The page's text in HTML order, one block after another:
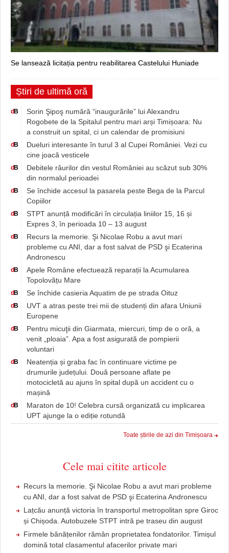
Se lansează licitația pentru reabilitarea Castelului Huniade
Știri de ultimă oră
d B
Sorin Şipoş numără “inaugurările” lui Alexandru
Rogobete de la Spitalul pentru mari arși Timișoara: Nu
a construit un spital, ci un calendar de promisiuni
d B
Dueluri interesante în turul 3 al Cupei României. Vezi cu
cine joacă vesticele
d B
Debitele râurilor din vestul României au scăzut sub 30%
din normalul perioadei
d B
Se închide accesul la pasarela peste Bega de la Parcul
Copiilor
d B
STPT anunță modificări în circulația liniilor 15, 16 și
Expres 3, în perioada 10 – 13 august
d B
Recurs la memorie. Şi Nicolae Robu a avut mari
probleme cu ANI, dar a fost salvat de PSD şi Ecaterina
Andronescu
d B
Apele Române efectuează reparații la Acumularea
Topolovățu Mare
d B Se închide casieria Aquatim de pe strada Oituz
d B
UVT a atras peste trei mii de studenți din afara Uniunii
Europene
d B
Pentru micuţii din Giarmata, miercuri, timp de o oră, a
venit „ploaia”. Apa a fost asigurată de pompierii
voluntari
d B
Neatenția și graba fac în continuare victime pe
drumurile județului. Două persoane aflate pe
motocicletă au ajuns în spital după un accident cu o
mașină
d B
Maraton de 10! Celebra cursă organizată cu implicarea
UPT ajunge la o ediție rotundă
Toate știrile de azi din Timișoara
Cele mai citite articole
Recurs la memorie. Şi Nicolae Robu a avut mari probleme
cu ANI, dar a fost salvat de PSD şi Ecaterina Andronescu
Lațcău anunță victoria în transportul metropolitan spre Giroc
și Chișoda. Autobuzele STPT intră pe traseu din august
Firmele bănățenilor rămân proprietatea fondatorilor. Timișul
domină total clasamentul afacerilor private mari